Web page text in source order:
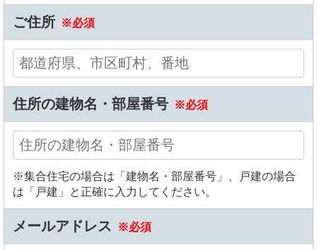
ご住所 ※必須
住所の建物名・部屋番号 ※必須
※集合住宅の場合は「建物名・部屋番号」、戸建の場合
は「戸建」と正確に入力してください。
メールアドレス ※必須